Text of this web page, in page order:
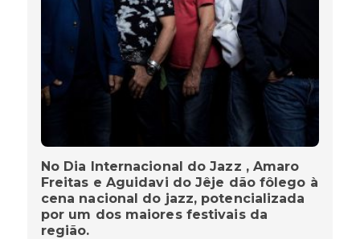
No Dia Internacional do Jazz , Amaro
Freitas e Aguidavi do Jêje dão fôlego à
cena nacional do jazz, potencializada
por um dos maiores festivais da
região.